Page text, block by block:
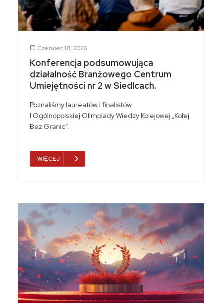
Czerwiec 18, 2026
Konferencja podsumowująca
działalność Branżowego Centrum
Umiejętności nr 2 w Siedlcach.
Poznaliśmy laureatów i finalistów
I Ogólnopolskiej Olimpiady Wiedzy Kolejowej „Kolej
Bez Granic”.
WIĘCEJ